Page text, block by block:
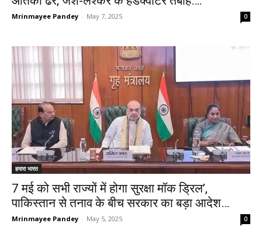
Mrinmayee Pandey - May 7, 2025 0
हमारा भारत
7 मई को सभी राज्यों में होगा सुरक्षा मॉक ड्रिल’,
पाकिस्तान से तनाव के बीच सरकार का बड़ा आदेश…
Mrinmayee Pandey - May 5, 2025 0